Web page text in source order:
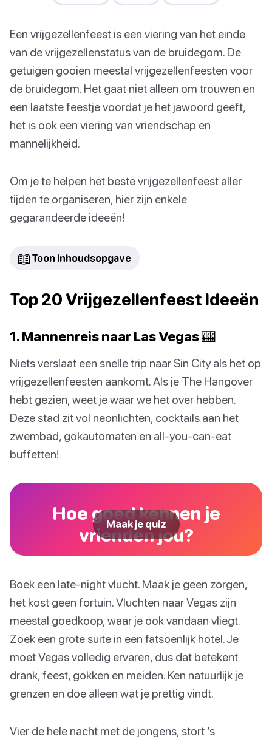
Een vrijgezellenfeest is een viering van het einde
van de vrijgezellenstatus van de bruidegom. De
getuigen gooien meestal vrijgezellenfeesten voor
de bruidegom. Het gaat niet alleen om trouwen en
een laatste feestje voordat je het jawoord geeft,
het is ook een viering van vriendschap en
mannelijkheid.
Om je te helpen het beste vrijgezellenfeest aller
tijden te organiseren, hier zijn enkele
gegarandeerde ideeën!
📖 Toon inhoudsopgave
Top 20 Vrijgezellenfeest Ideeën
1. Mannenreis naar Las Vegas 🎰
Niets verslaat een snelle trip naar Sin City als het op
vrijgezellenfeesten aankomt. Als je The Hangover
hebt gezien, weet je waar we het over hebben.
Deze stad zit vol neonlichten, cocktails aan het
zwembad, gokautomaten en all-you-can-eat
buffetten!
Hoe goed kennen je
vrienden jou?
Maak je quiz
Boek een late-night vlucht. Maak je geen zorgen,
het kost geen fortuin. Vluchten naar Vegas zijn
meestal goedkoop, waar je ook vandaan vliegt.
Zoek een grote suite in een fatsoenlijk hotel. Je
moet Vegas volledig ervaren, dus dat betekent
drank, feest, gokken en meiden. Ken natuurlijk je
grenzen en doe alleen wat je prettig vindt.
Vier de hele nacht met de jongens, stort ’s